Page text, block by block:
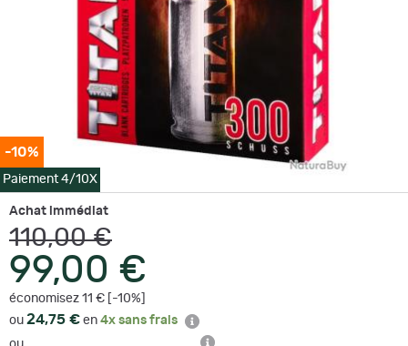
-10%
Paiement 4/10X
Achat immédiat
110,00 €
99,00 €
économisez 11 € [-10%]
ou 24,75 € en 4x sans frais